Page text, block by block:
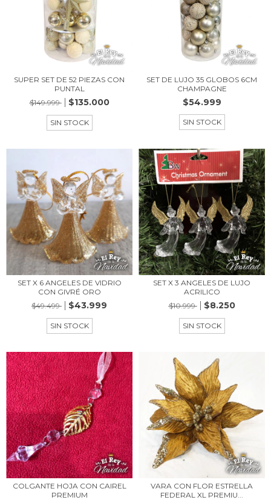
SUPER SET DE 52 PIEZAS CON
PUNTAL
$149.999
$135.000
SIN STOCK
SET DE LUJO 35 GLOBOS 6CM
CHAMPAGNE
$54.999
SIN STOCK
SET X 6 ANGELES DE VIDRIO
CON GIVRÉ ORO
$49.499
$43.999
SIN STOCK
SET X 3 ANGELES DE LUJO
ACRILICO
$10.999
$8.250
SIN STOCK
COLGANTE HOJA CON CAIREL
PREMIUM
VARA CON FLOR ESTRELLA
FEDERAL XL PREMIU...